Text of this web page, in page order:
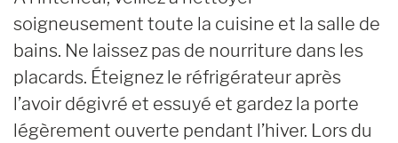
soigneusement toute la cuisine et la salle de
bains. Ne laissez pas de nourriture dans les
placards. Éteignez le réfrigérateur après
l’avoir dégivré et essuyé et gardez la porte
légèrement ouverte pendant l’hiver. Lors du